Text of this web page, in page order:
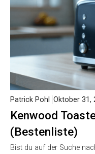
Kenwood
(Bestenliste)
Patrick Pohl Oktober 31,
Bist du auf der Suche